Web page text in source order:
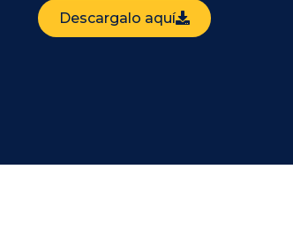
Descargalo aquí